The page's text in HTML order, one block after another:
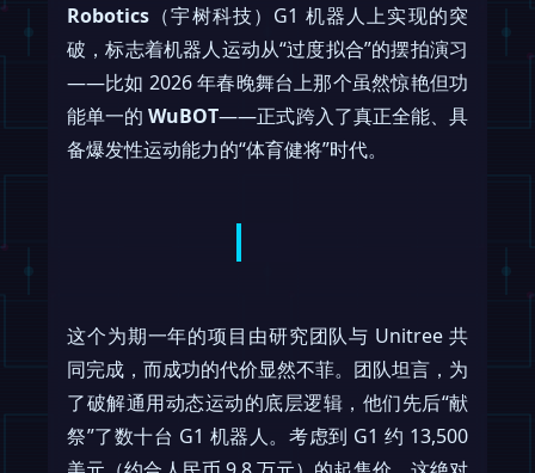
Robotics （宇树科技）G1 机器人上实现的突
破，标志着机器人运动从“过度拟合”的摆拍演习
——比如 2026 年春晚舞台上那个虽然惊艳但功
能单一的WuBOT——正式跨入了真正全能、具
备爆发性运动能力的“体育健将”时代。
这个为期一年的项目由研究团队与 Unitree 共
同完成，而成功的代价显然不菲。团队坦言，为
了破解通用动态运动的底层逻辑，他们先后“献
祭”了数十台 G1 机器人。考虑到 G1 约 13,500